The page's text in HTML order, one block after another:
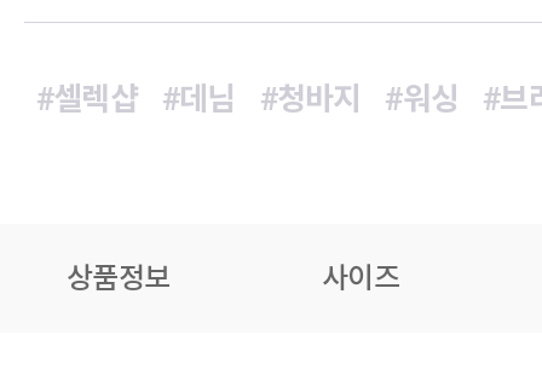
#셀렉샵 #데님 #청바지 #워싱 #브
상품정보 사이즈